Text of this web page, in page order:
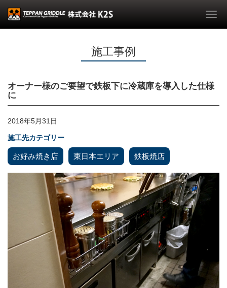
施工事例
オーナー様のご要望で鉄板下に冷蔵庫を導入した仕様
に
2018年5月31日
施工先カテゴリー
お好み焼き店 東日本エリア 鉄板焼店